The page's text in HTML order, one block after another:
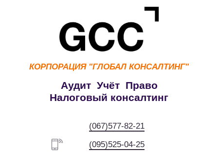
КОРПОРАЦИЯ "ГЛОБАЛ КОНСАЛТИНГ"
Аудит Учёт Право
Налоговый консалтинг
(067)577-82-21
(095)525-04-25